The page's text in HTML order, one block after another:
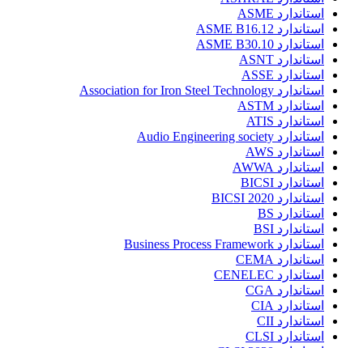
استاندارد ASME
استاندارد ASME B16.12
استاندارد ASME B30.10
استاندارد ASNT
استاندارد ASSE
استاندارد Association for Iron Steel Technology
استاندارد ASTM
استاندارد ATIS
استاندارد Audio Engineering society
استاندارد AWS
استاندارد AWWA
استاندارد BICSI
استاندارد BICSI 2020
استاندارد BS
استاندارد BSI
استاندارد Business Process Framework
استاندارد CEMA
استاندارد CENELEC
استاندارد CGA
استاندارد CIA
استاندارد CII
استاندارد CLSI